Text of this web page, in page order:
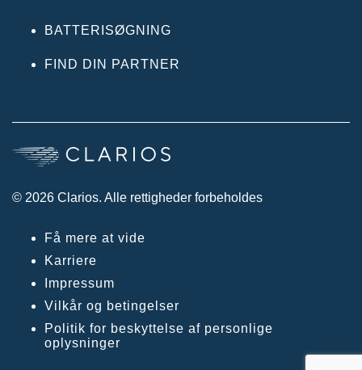
BATTERISØGNING
FIND DIN PARTNER
© 2026 Clarios. Alle rettigheder forbeholdes
Få mere at vide
Karriere
Impressum
Vilkår og betingelser
Politik for beskyttelse af personlige
oplysninger